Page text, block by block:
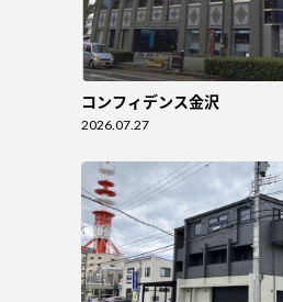
コンフィデンス金沢
2026.07.27